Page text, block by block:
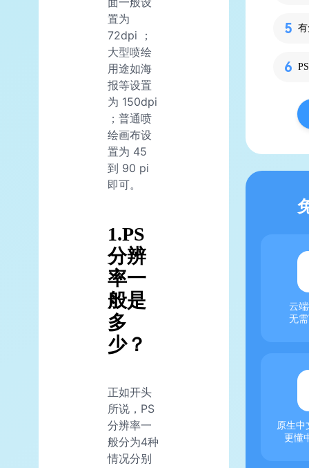
置为
72dpi ；
大型喷绘
用途如海
报等设置
为 150dpi
；普通喷
绘画布设
置为 45
到 90 pi
即可。
1.PS
分辨
率一
般是
多
少？
正如开头
所说，PS
分辨率一
般分为4种
情况分别
云
无
原生中
更懂